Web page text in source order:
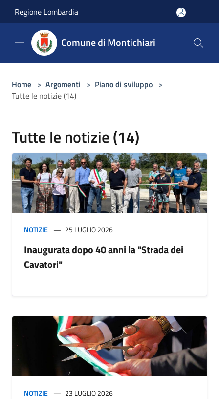
Regione Lombardia
Comune di Montichiari
Home > Argomenti > Piano di sviluppo >
Tutte le notizie (14)
Tutte le notizie (14)
NOTIZIE 25 LUGLIO 2026
Inaugurata dopo 40 anni la "Strada dei
Cavatori"
NOTIZIE 23 LUGLIO 2026